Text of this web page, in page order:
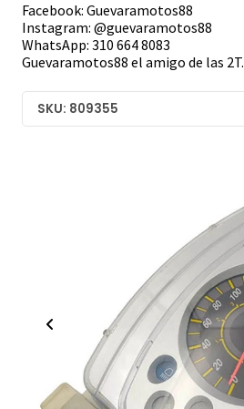
Facebook: Guevaramotos88
Instagram: @guevaramotos88
WhatsApp: 310 664 8083
Guevaramotos88 el amigo de las 2T.
SKU: 809355